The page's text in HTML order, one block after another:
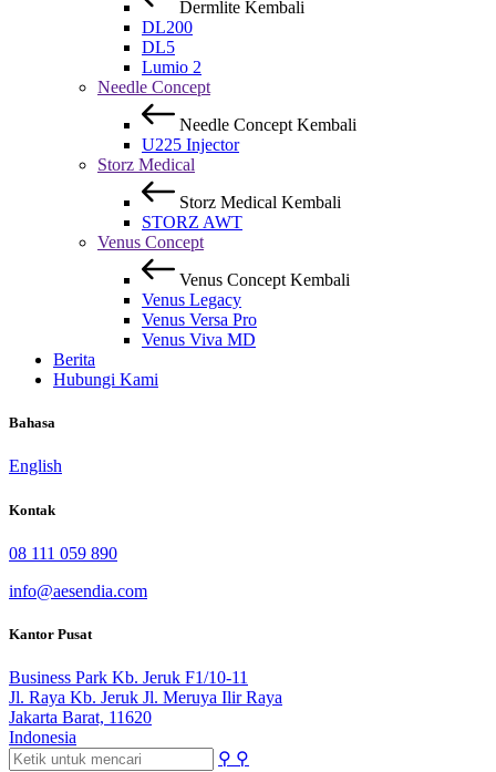
Dermlite Kembali
DL200
DL5
Lumio 2
Needle Concept
Needle Concept Kembali
U225 Injector
Storz Medical
Storz Medical Kembali
STORZ AWT
Venus Concept
Venus Concept Kembali
Venus Legacy
Venus Versa Pro
Venus Viva MD
Berita
Hubungi Kami
Bahasa
English
Kontak
08 111 059 890
info@aesendia.com
Kantor Pusat
Business Park Kb. Jeruk F1/10-11
Jl. Raya Kb. Jeruk Jl. Meruya Ilir Raya
Jakarta Barat, 11620
Indonesia
⚲ ⚲